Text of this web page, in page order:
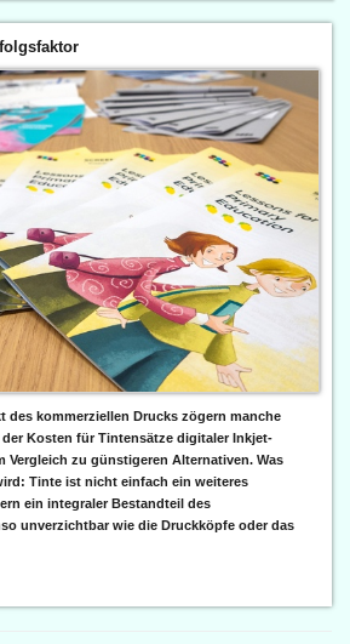
des kommerziellen Drucks zögern manche
Kosten für Tintensätze digitaler Inkjet-
Vergleich zu günstigeren Alternativen. Was
Tinte ist nicht einfach ein weiteres
ein integraler Bestandteil des
unverzichtbar wie die Druckköpfe oder das